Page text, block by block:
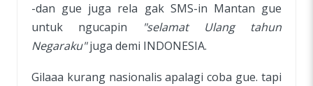
-dan gue juga rela gak SMS-in Mantan gue
untuk ngucapin
"selamat Ulang tahun
Negaraku"juga demi INDONESIA.
Gilaaa kurang nasionalis apalagi coba gue. tapi